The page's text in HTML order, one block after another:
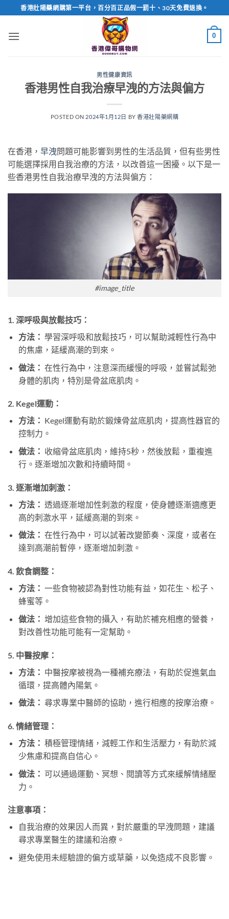
to
content
香港壯陽藥網購第一平台，百分百正品假一罰十、30天免費退換。
0
男性健康資訊
香港男性自我治療早洩的方法與偏方
POSTED ON 2024年1月12日 BY香港壯陽藥網購
在香港， 早洩問題可能影響到男性的生活品質，但有些男性
可能選擇採用自我治療的方法，以改善這一困擾。以下是一
些香港男性自我治療早洩的方法與偏方：
#image_title
1. 深呼吸與放鬆技巧：
方法： 學習深呼吸和放鬆技巧，可以幫助減輕性行為中
的焦慮，延緩高潮的到來。
做法： 在性行為中，注意深而緩慢的呼吸，並嘗試鬆弛
身體的肌肉，特別是骨盆底肌肉。
2. Kegel運動：
方法： Kegel運動有助於鍛煉骨盆底肌肉，提高性器官的
控制力。
做法： 收縮骨盆底肌肉，維持5秒，然後放鬆，重複進
行。逐漸增加次數和持續時間。
3. 逐漸增加刺激：
方法： 透過逐漸增加性刺激的程度，使身體逐漸適應更
高的刺激水平，延緩高潮的到來。
做法： 在性行為中，可以試著改變節奏、深度，或者在
達到高潮前暫停，逐漸增加刺激。
4. 飲食調整：
方法： 一些食物被認為對性功能有益，如花生、松子、
蜂蜜等。
做法： 增加這些食物的攝入，有助於補充相應的營養，
對改善性功能可能有一定幫助。
5. 中醫按摩：
方法： 中醫按摩被視為一種補充療法，有助於促進氣血
循環，提高體內陽氣。
做法： 尋求專業中醫師的協助，進行相應的按摩治療。
6. 情緒管理：
方法： 積極管理情緒，減輕工作和生活壓力，有助於減
少焦慮和提高自信心。
做法： 可以通過運動、冥想、閱讀等方式來緩解情緒壓
力。
注意事項：
自我治療的效果因人而異，對於嚴重的早洩問題，建議
尋求專業醫生的建議和治療。
避免使用未經驗證的偏方或草藥，以免造成不良影響。